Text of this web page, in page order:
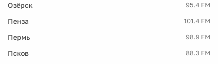
Озёрск 95.4 FM
Пенза 101.4 FM
Пермь 98.9 FM
Псков 88.3 FM